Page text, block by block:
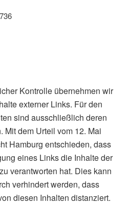
Kontrolle übernehmen wir
externer Links. Für den
sind ausschließlich deren
Mit dem Urteil vom 12. Mai
Hamburg entschieden, dass
eines Links die Inhalte der
verantworten hat. Dies kann
verhindert werden, dass
diesen Inhalten distanziert.